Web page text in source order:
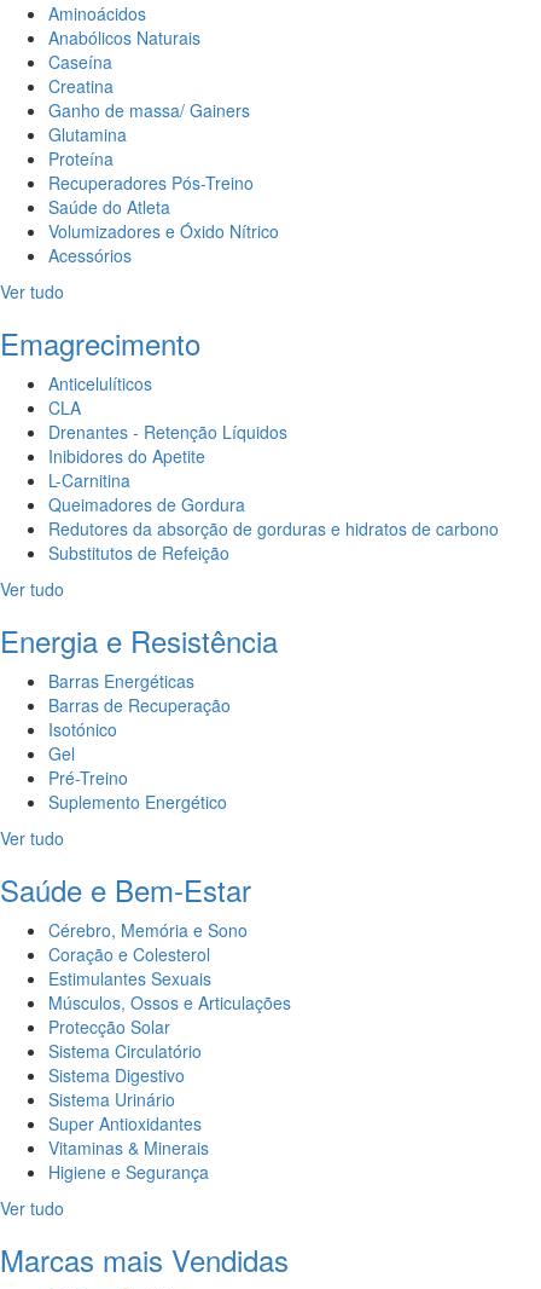
Aminoácidos
Anabólicos Naturais
Caseína
Creatina
Ganho de massa/ Gainers
Glutamina
Proteína
Recuperadores Pós-Treino
Saúde do Atleta
Volumizadores e Óxido Nítrico
Acessórios
Ver tudo
Emagrecimento
Anticelulíticos
CLA
Drenantes - Retenção Líquidos
Inibidores do Apetite
L-Carnitina
Queimadores de Gordura
Redutores da absorção de gorduras e hidratos de carbono
Substitutos de Refeição
Ver tudo
Energia e Resistência
Barras Energéticas
Barras de Recuperação
Isotónico
Gel
Pré-Treino
Suplemento Energético
Ver tudo
Saúde e Bem-Estar
Cérebro, Memória e Sono
Coração e Colesterol
Estimulantes Sexuais
Músculos, Ossos e Articulações
Protecção Solar
Sistema Circulatório
Sistema Digestivo
Sistema Urinário
Super Antioxidantes
Vitaminas & Minerais
Higiene e Segurança
Ver tudo
Marcas mais Vendidas